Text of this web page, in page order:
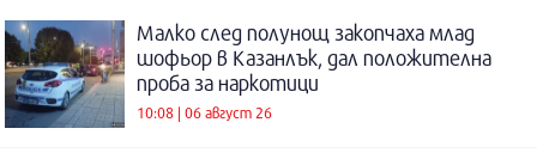
Малко след полунощ закопчаха млад
шофьор в Казанлък, дал положителна
проба за наркотици
10:08 | 06 август 26